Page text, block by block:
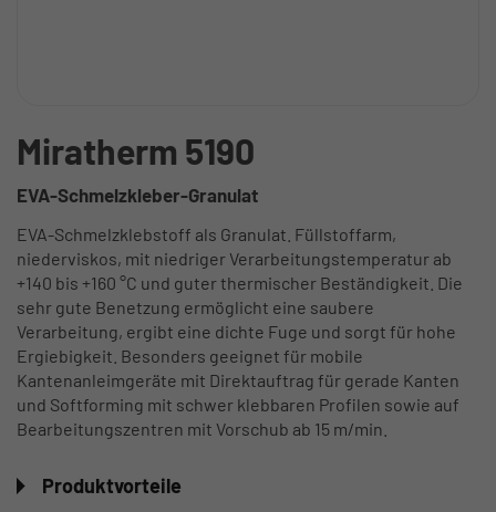
Miratherm 5190
EVA-Schmelzkleber-Granulat
EVA-Schmelzklebstoff als Granulat. Füllstoffarm,
niederviskos, mit niedriger Verarbeitungstemperatur ab
+140 bis +160 °C und guter thermischer Beständigkeit. Die
sehr gute Benetzung ermöglicht eine saubere
Verarbeitung, ergibt eine dichte Fuge und sorgt für hohe
Ergiebigkeit. Besonders geeignet für mobile
Kantenanleimgeräte mit Direktauftrag für gerade Kanten
und Softforming mit schwer klebbaren Profilen sowie auf
Bearbeitungszentren mit Vorschub ab 15 m/min.
Produktvorteile